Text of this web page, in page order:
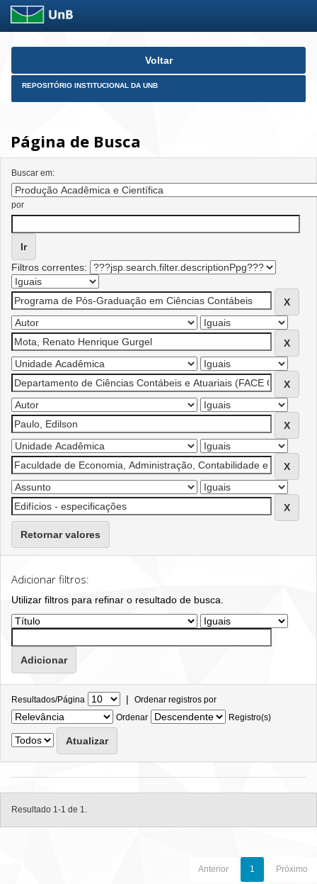
Skip
Voltar
REPOSITÓRIO INSTITUCIONAL DA UNB
Página de Busca
Buscar em:
por
Filtros correntes:
Retornar valores
Adicionar filtros:
Utilizar filtros para refinar o resultado de busca.
Resultados/Página | Ordenar registros por
Ordenar
Registro(s)
Resultado 1-1 de 1.
Anterior 1 Próximo